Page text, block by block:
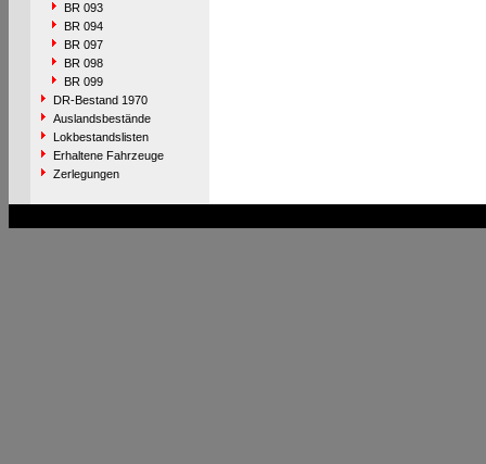
BR 093
BR 094
BR 097
BR 098
BR 099
DR-Bestand 1970
Auslandsbestände
Lokbestandslisten
Erhaltene Fahrzeuge
Zerlegungen